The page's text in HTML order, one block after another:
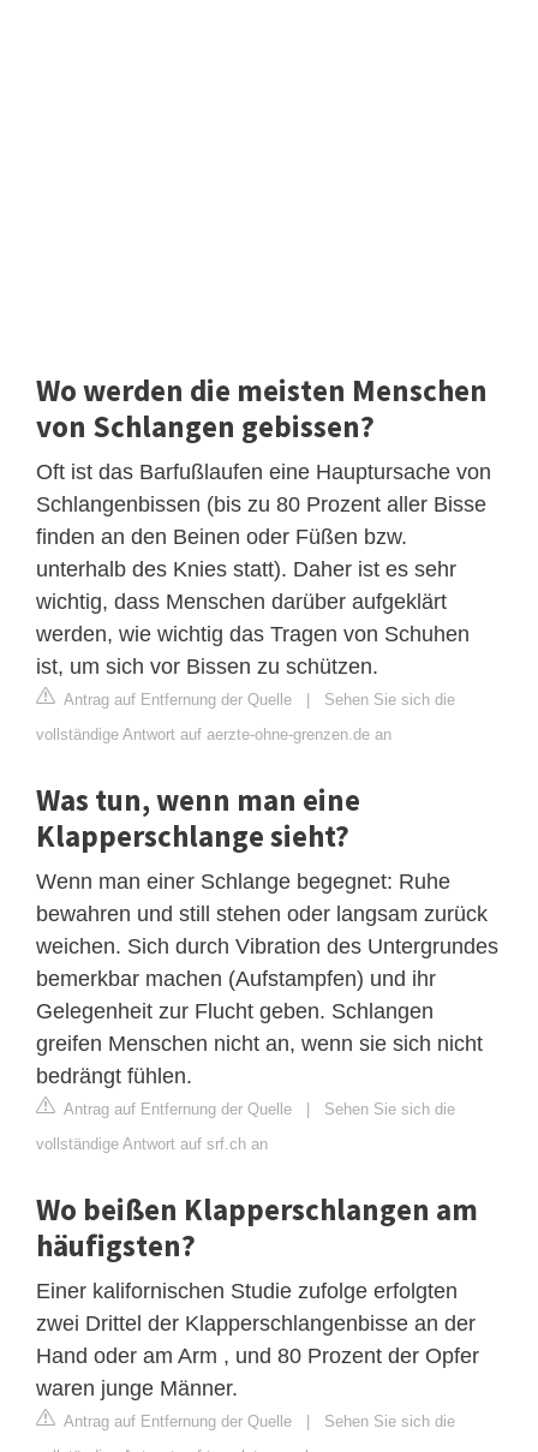
Wo werden die meisten Menschen
von Schlangen gebissen?
Oft ist das Barfußlaufen eine Hauptursache von
Schlangenbissen (bis zu 80 Prozent aller Bisse
finden an den Beinen oder Füßen bzw.
unterhalb des Knies statt). Daher ist es sehr
wichtig, dass Menschen darüber aufgeklärt
werden, wie wichtig das Tragen von Schuhen
ist, um sich vor Bissen zu schützen.
Antrag auf Entfernung der Quelle | Sehen Sie sich die
vollständige Antwort auf aerzte-ohne-grenzen.de an
Was tun, wenn man eine
Klapperschlange sieht?
Wenn man einer Schlange begegnet: Ruhe
bewahren und still stehen oder langsam zurück
weichen. Sich durch Vibration des Untergrundes
bemerkbar machen (Aufstampfen) und ihr
Gelegenheit zur Flucht geben. Schlangen
greifen Menschen nicht an, wenn sie sich nicht
bedrängt fühlen.
Antrag auf Entfernung der Quelle | Sehen Sie sich die
vollständige Antwort auf srf.ch an
Wo beißen Klapperschlangen am
häufigsten?
Einer kalifornischen Studie zufolge erfolgten
zwei Drittel der Klapperschlangenbisse an der
Hand oder am Arm , und 80 Prozent der Opfer
waren junge Männer.
Antrag auf Entfernung der Quelle | Sehen Sie sich die